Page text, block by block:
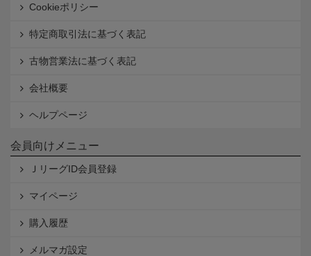
Cookieポリシー
特定商取引法に基づく表記
古物営業法に基づく表記
会社概要
ヘルプページ
会員向けメニュー
ＪリーグID会員登録
マイページ
購入履歴
メルマガ設定